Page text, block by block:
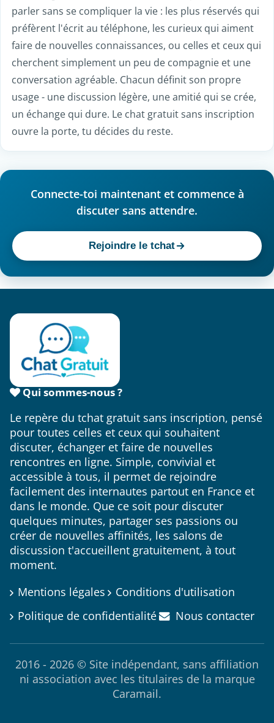
Diversité et inclusion
Le chat accueille tout le monde de la même façon,
sans distinction d'âge, d'origine, d'orientation ou
d'identité. Chacun vient avec ses envies - parler de ses
passions, échanger des idées, faire de nouvelles
connaissances - et trouve des interlocuteurs qui les
partagent. C'est cette variété de profils et de points de
un autre plus profondes. Dans le même esprit,
GayZou, chat gay gratuit sans inscriptionpropose
un espace à part entière.
Discuter, rencontrer, échanger
Le tchat gratuit s'adresse à tous ceux qui veulent
préfèrent l'écrit au téléphone, les curieux qui aiment
faire de nouvelles connaissances, ou celles et ceux qui
cherchent simplement un peu de compagnie et une
conversation agréable. Chacun définit son propre
usage - une discussion légère, une amitié qui se crée,
un échange qui dure. Le chat gratuit sans inscription
ouvre la porte, tu décides du reste.
Connecte-toi maintenant et commence à
discuter sans attendre.
Rejoindre le tchat
Qui sommes-nous ?